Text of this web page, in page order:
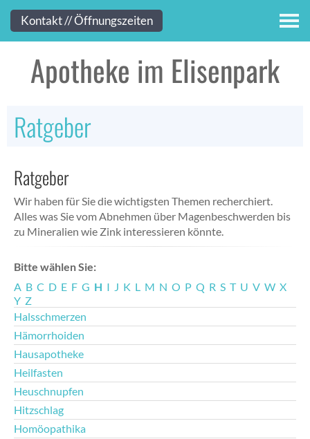
Kontakt
Apotheke im Elisenpark
Ratgeber
Ratgeber
Wir haben für Sie die wichtigsten Themen recherchiert.
Alles was Sie vom Abnehmen über Magenbeschwerden bis
zu Mineralien wie Zink interessieren könnte.
Bitte wählen Sie:
A B C D E F G H I J K L M N O P Q R S T U V W X
Y Z
Halsschmerzen
Hämorrhoiden
Hausapotheke
Heilfasten
Heuschnupfen
Hitzschlag
Homöopathika
Kontakt // Öffnungszeiten